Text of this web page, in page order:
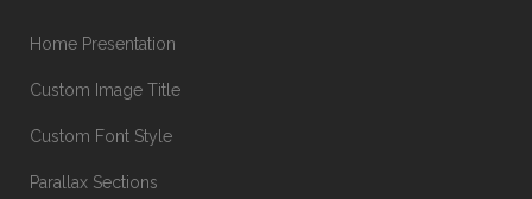
Home Presentation
Custom Image Title
Custom Font Style
Parallax Sections